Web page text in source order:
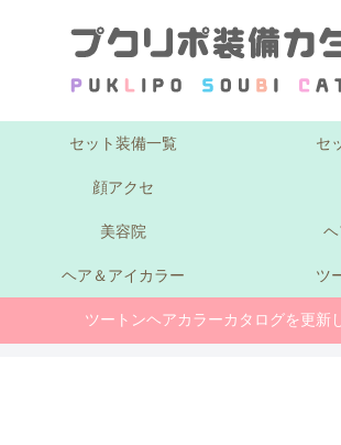
セット装備一覧 セ
顔アクセ
美容院
ヘア＆アイカラー ツ
ツートンヘアカラーカタログを更新